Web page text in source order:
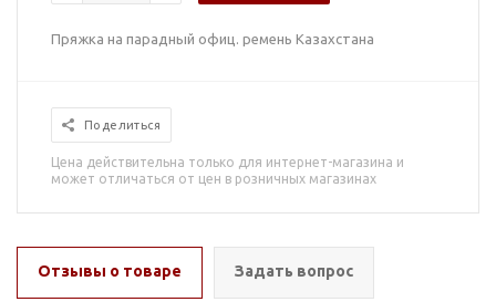
Пряжка на парадный офиц. ремень Казахстана
Поделиться
Цена действительна только для интернет-магазина и
может отличаться от цен в розничных магазинах
Отзывы о товаре Задать вопрос